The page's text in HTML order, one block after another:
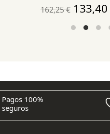
162,25€ El
precio
133,40
Pagos 100%
seguros